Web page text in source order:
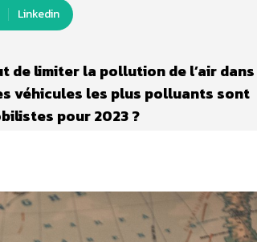
Linkedin
de limiter la pollution de l’air dans
véhicules les plus polluants sont
pour 2023 ?